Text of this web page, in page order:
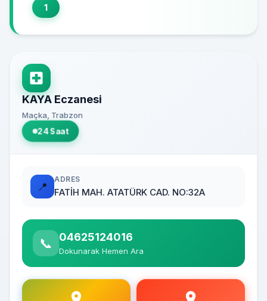
1
KAYA Eczanesi
Maçka, Trabzon
24 Saat
📍
ADRES
FATİH MAH. ATATÜRK CAD. NO:32A
📞 04625124016
Dokunarak Hemen Ara